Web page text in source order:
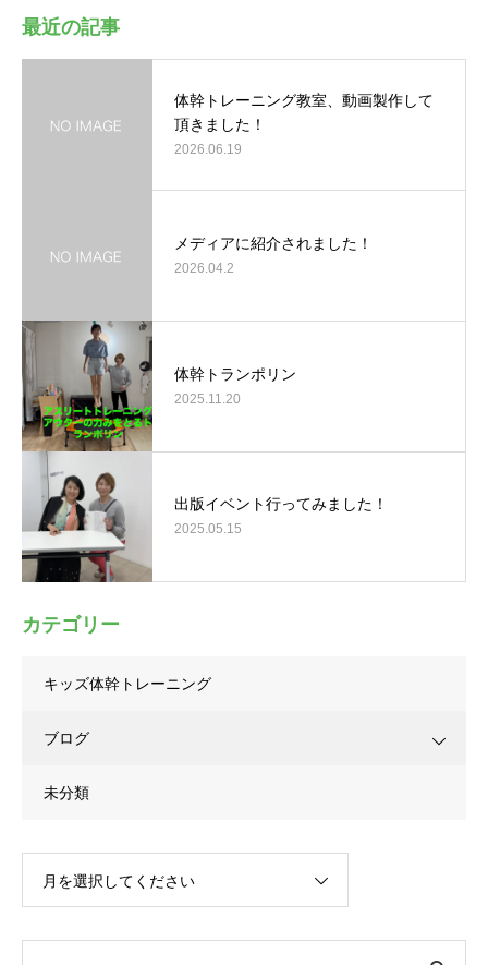
最近の記事
体幹トレーニング教室、動画製作して
頂きました！
2026.06.19
メディアに紹介されました！
2026.04.2
体幹トランポリン
2025.11.20
出版イベント行ってみました！
2025.05.15
カテゴリー
キッズ体幹トレーニング
ブログ
未分類
月を選択してください